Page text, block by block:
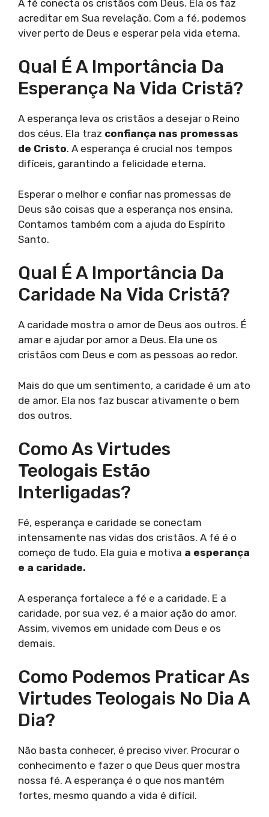
A fé conecta os cristãos com Deus. Ela os faz
acreditar em Sua revelação. Com a fé, podemos
viver perto de Deus e esperar pela vida eterna.
Qual É A Importância Da
Esperança Na Vida Cristã?
A esperança leva os cristãos a desejar o Reino
dos céus. Ela traz confiança nas promessas
de Cristo. A esperança é crucial nos tempos
difíceis, garantindo a felicidade eterna.
Esperar o melhor e confiar nas promessas de
Deus são coisas que a esperança nos ensina.
Contamos também com a ajuda do Espírito
Santo.
Qual É A Importância Da
Caridade Na Vida Cristã?
A caridade mostra o amor de Deus aos outros. É
amar e ajudar por amor a Deus. Ela une os
cristãos com Deus e com as pessoas ao redor.
Mais do que um sentimento, a caridade é um ato
de amor. Ela nos faz buscar ativamente o bem
dos outros.
Como As Virtudes
Teologais Estão
Interligadas?
Fé, esperança e caridade se conectam
intensamente nas vidas dos cristãos. A fé é o
começo de tudo. Ela guia e motiva a esperança
e a caridade.
A esperança fortalece a fé e a caridade. E a
caridade, por sua vez, é a maior ação do amor.
Assim, vivemos em unidade com Deus e os
demais.
Como Podemos Praticar As
Virtudes Teologais No Dia A
Dia?
Não basta conhecer, é preciso viver. Procurar o
conhecimento e fazer o que Deus quer mostra
nossa fé. A esperança é o que nos mantém
fortes, mesmo quando a vida é difícil.